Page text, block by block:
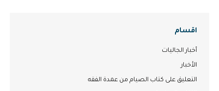
اقسام
أخبار الجاليات
الأخبار
التعليق على كتاب الصيام من عمدة الفقه